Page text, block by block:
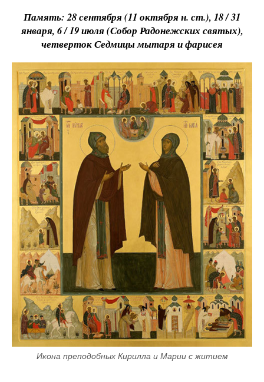
Память: 28 сентября (11 октября н. ст.), 18 / 31
января, 6 / 19 июля (Собор Радонежских святых),
четверток Седмицы мытаря и фарисея
Икона преподобных Кирилла и Марии с житием